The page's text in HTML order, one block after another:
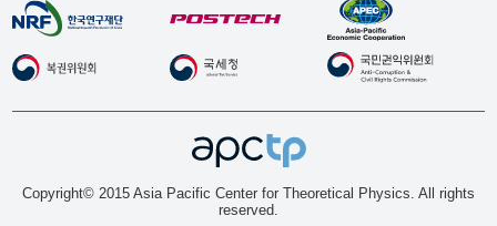
Copyright© 2015 Asia Pacific Center for Theoretical Physics. All rights
reserved.